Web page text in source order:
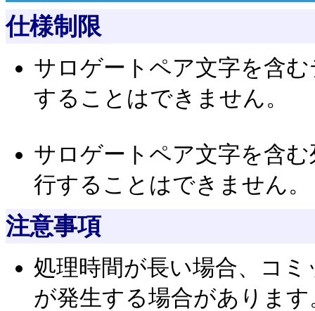
仕様制限
サロゲートペア文字を含
することはできません。
サロゲートペア文字を含
行することはできません。
注意事項
処理時間が長い場合、コ
が発生する場合がありま